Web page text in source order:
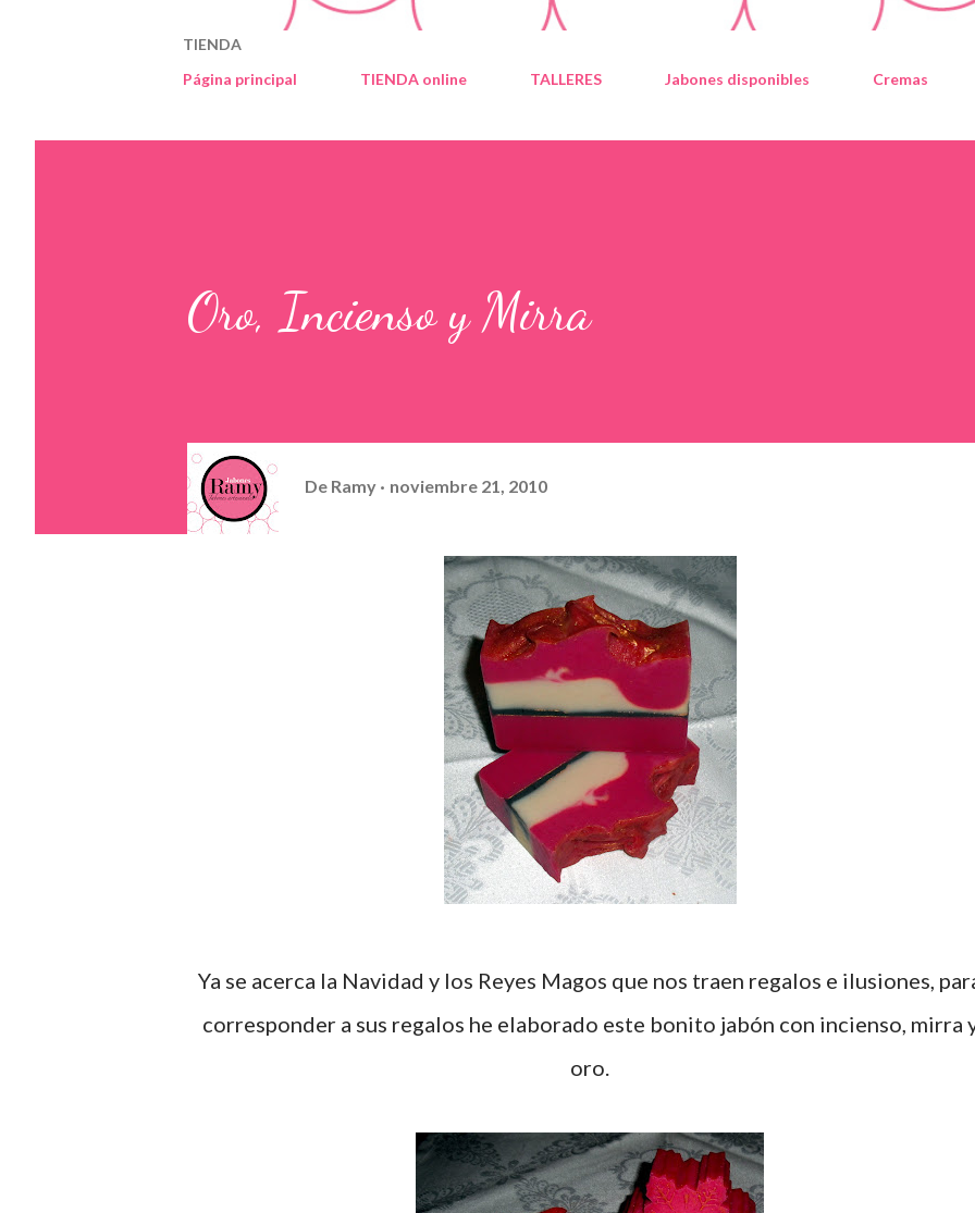
TIENDA
Página principal
TIENDA online TALLERES Jabones disponibles Cremas
Oro, Incienso y Mirra
De Ramy noviembre 21, 2010
Ya se acerca la Navidad y los Reyes Magos que nos traen regalos e ilusiones, para
corresponder a sus regalos he elaborado este bonito jabón con incienso, mirra
oro.